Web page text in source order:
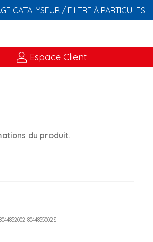
CATALYSEUR / FILTRE À PARTICULES
Espace Client
du produit.
8044855002S